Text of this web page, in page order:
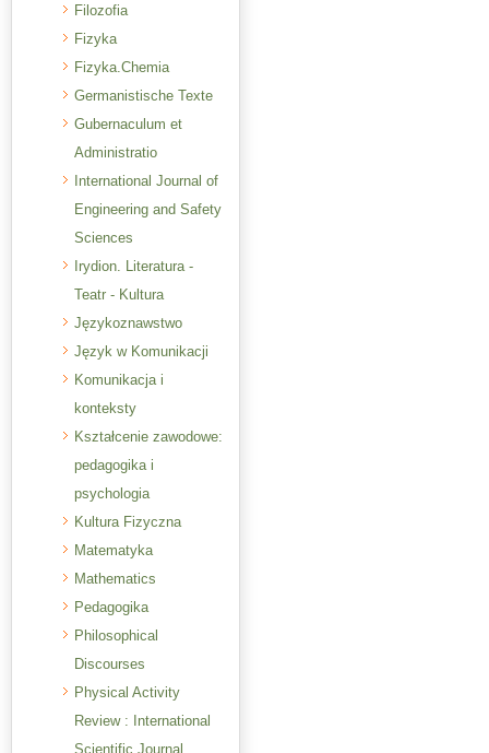
Filozofia
Fizyka
Fizyka.Chemia
Germanistische Texte
Gubernaculum et
Administratio
International Journal of
Engineering and Safety
Sciences
Irydion. Literatura -
Teatr - Kultura
Językoznawstwo
Język w Komunikacji
Komunikacja i
konteksty
Kształcenie zawodowe:
pedagogika i
psychologia
Kultura Fizyczna
Matematyka
Mathematics
Pedagogika
Philosophical
Discourses
Physical Activity
Review : International
Scientific Journal